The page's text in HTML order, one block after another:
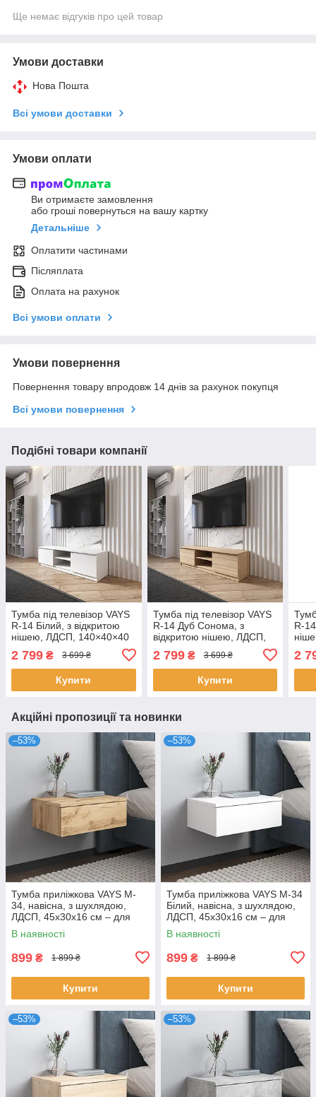
Ще немає відгуків про цей товар
Умови доставки
Нова Пошта
Всі умови доставки
Умови оплати
Ви отримаєте замовлення
або гроші повернуться на вашу картку
Детальніше
Оплатити частинами
Післяплата
Оплата на рахунок
Всі умови оплати
Умови повернення
Повернення товару впродовж 14 днів за рахунок покупця
Всі умови повернення
Подібні товари компанії
Тумба під телевізор VAYS
R-14 Білий, з відкритою
нішею, ЛДСП, 140×40×40
спальні, під ТВ
2 799 ₴ 3 699 ₴
Купити
Тумба під телевізор VAYS
R-14 Дуб Сонома, з
відкритою нішею, ЛДСП,
вітальні та спальні, під ТВ
2 799₴ 3 699 ₴
Купити
R-
2
Акційні пропозиції та новинки
–53%
Тумба приліжкова VAYS M-
34, навісна, з шухлядою,
ЛДСП, 45х30х16 см – для
спальні
В наявності
899 ₴ 1 899 ₴
Купити
–53%
Тумба приліжкова VAYS M-34
Білий, навісна, з шухлядою,
ЛДСП, 45х30х16 см – для
спальні
В наявності
899 ₴ 1 899 ₴
Купити
–53% –53%